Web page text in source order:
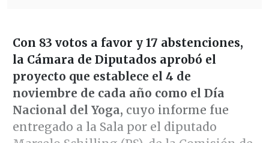
Con 83 votos a favor y 17 abstenciones,
la Cámara de Diputados aprobó el
proyecto que establece el 4 de
noviembre de cada año como el Día
Nacional del Yoga, cuyo informe fue
entregado a la Sala por el diputado